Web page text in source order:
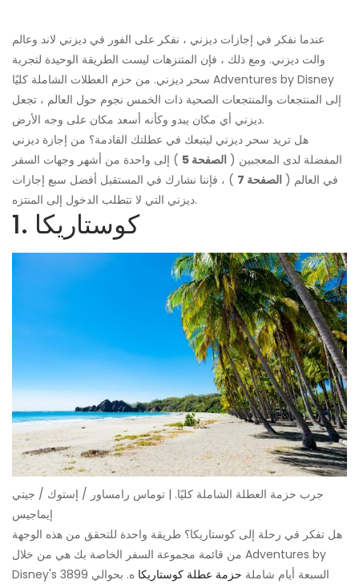
عندما نفكر في إجازات ديزني ، نفكر على الفور في ديزني لاند وعالم
والت ديزني. ومع ذلك ، فإن المتنزهات ليست الطريقة الوحيدة لتجربة
سحر ديزني. من حزم العطلات الشاملة كليًا Adventures by Disney
إلى المنتجعات والمنتجعات الصحية ذات الخمس نجوم حول العالم ، تجعل
ديزني أي مكان يبدو وكأنه أسعد مكان على وجه الأرض.
هل تريد سحر ديزني ليتبعك في عطلتك القادمة؟ من إجازة ديزني
المفضلة لدى المعجبين ( الصفحة 5
) إلى واحدة من أشهر وجهات السفر
في العالم ( الصفحة 7
) ، فإننا نشارك في المستقبل أفضل سبع إجازات
ديزني التي لا تتطلب الدخول إلى المنتزه.
1. كوستاريكا
جرب حزمة العطلة الشاملة كليًا. | توماس رامساور / إستوك / جيتي
إيماجيس
هل تفكر في رحلة إلى كوستاريكا؟ طريقة واحدة للتحقق من هذه الوجهة
من قائمة مجموعة السفر الخاصة بك هي من خلال Adventures by
Disney's السبعة أيام شاملة حزمة عطلة كوستاريكا ه. بحوالي 3899